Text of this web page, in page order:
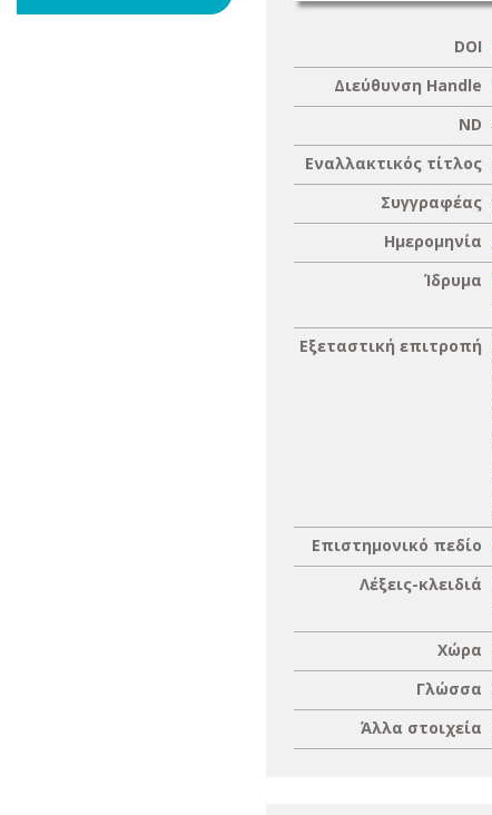
DOI
Διεύθυνση Handle
ND
Εναλλακτικός τίτλος
Συγγραφέας
Ημερομηνία
Ίδρυμα
Εξεταστική επιτροπή
Επιστημονικό πεδίο
Λέξεις-κλειδιά
Χώρα
Γλώσσα
Άλλα στοιχεία